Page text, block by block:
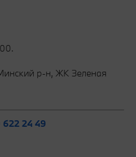
р-н, ЖК Зеленая
622 24 49